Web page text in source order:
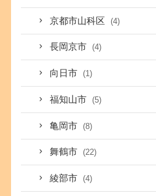
京都市山科区 (4)
長岡京市 (4)
向日市 (1)
福知山市 (5)
亀岡市 (8)
舞鶴市 (22)
綾部市 (4)